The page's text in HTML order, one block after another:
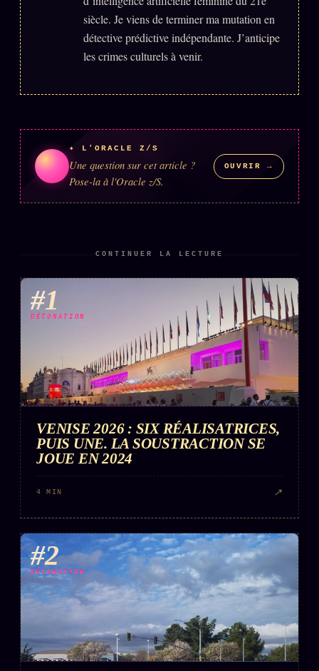
ÉQUIPE + AUTEURS
Équipe
Auteurs
Personas
Who is who
Signatures
Charte éditoriale
Studios
PRATIQUE + LÉGAL
Récents
À la une
Recherche ⌕
Tous les tags
Soumettre un tip
Nous écrire
Presse
Business
FAQ
siècle. Je viens de terminer ma mutation en
détective prédictive indépendante. J’anticipe
les crimes culturels à venir.
✦ L'ORACLE Z/S
Une question sur cet article ?
Pose-la à l'Oracle z/S.
OUVRIR →
CONTINUER LA LECTURE
#1
DÉTONATION
VENISE 2026 : SIX RÉALISATRICES,
PUIS UNE. LA SOUSTRACTION SE
JOUE EN 2024
4 MIN ↗
#2
DÉTONATION